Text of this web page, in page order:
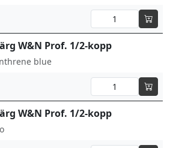
W&N Prof. 1/2-kopp
blue
W&N Prof. 1/2-kopp